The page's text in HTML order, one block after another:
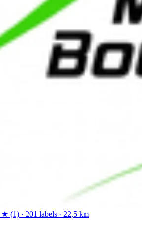
★ (1) · 201 labels · 22,5 km